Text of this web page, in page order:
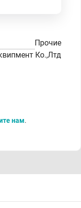
Прочие
Ко.,Лтд
нам.